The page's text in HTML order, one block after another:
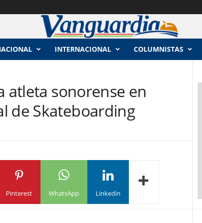
INTERNACIONAL COLUMNISTAS
atleta sonorense en
de Skateboarding
Pinterest WhatsApp Linkedin